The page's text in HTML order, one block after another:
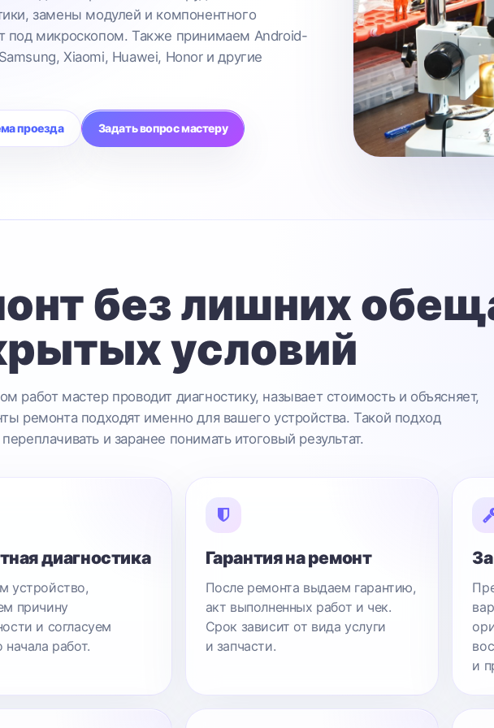
замены модулей и компонентного
под микроскопом. Также принимаем Android-
Xiaomi, Huawei, Honor и другие
проезда Задать вопрос мастеру
без лишних
условий
работ мастер проводит диагностику, называет стоимость и объясняет,
ремонта подходят именно для вашего устройства. Такой подход
и заранее понимать итоговый результат.
диагностика
устройство,
причину
и согласуем
работ.
Гарантия на ремонт
После ремонта выдаем гарантию,
акт выполненных работ и чек.
Срок зависит от вида услуги
и запчасти.
и